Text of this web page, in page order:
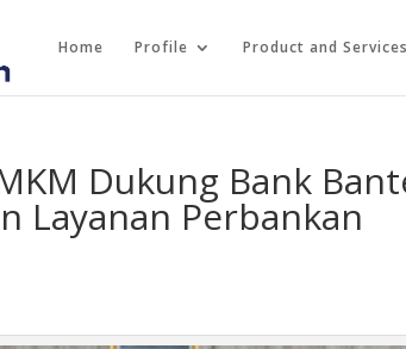
Home Profile Product and Services
Dukung Bank
Layanan Perbankan